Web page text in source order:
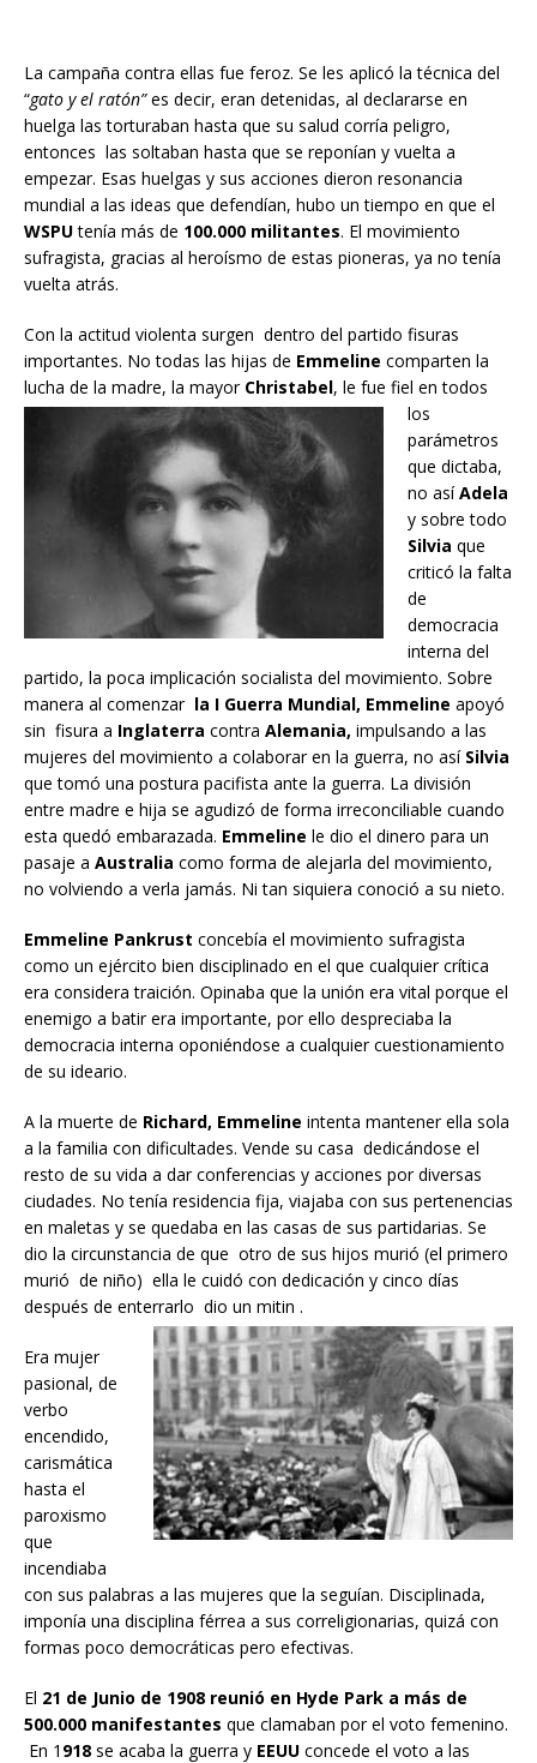
La campaña contra ellas fue feroz. Se les aplicó la técnica del
“gato y el ratón”es decir, eran detenidas, al declararse en
huelga las torturaban hasta que su salud corría peligro,
entonces las soltaban hasta que se reponían y vuelta a
empezar. Esas huelgas y sus acciones dieron resonancia
mundial a las ideas que defendían, hubo un tiempo en que el
WSPUtenía más de 100.000 militantes. El movimiento
sufragista, gracias al heroísmo de estas pioneras, ya no tenía
vuelta atrás.
Con la actitud violenta surgen dentro del partido fisuras
importantes. No todas las hijas de Emmeline comparten la
lucha de la madre, la mayor Christabel, le fue fiel en todos
los
parámetros
que dictaba,
no asíAdela
y sobre todo
Silvia que
criticó la falta
de
democracia
interna del
partido, la poca implicación socialista del movimiento. Sobre
manera al comenzar la I Guerra Mundial, Emmeline apoyó
sin fisura a Inglaterra contra Alemania, impulsando a las
mujeres del movimiento a colaborar en la guerra, no así Silvia
que tomó una postura pacifista ante la guerra. La división
entre madre e hija se agudizó de forma irreconciliable cuando
esta quedó embarazada. Emmeline le dio el dinero para un
pasaje a Australia como forma de alejarla del movimiento,
no volviendo a verla jamás. Ni tan siquiera conoció a su nieto.
Emmeline Pankrust concebía el movimiento sufragista
como un ejército bien disciplinado en el que cualquier crítica
era considera traición. Opinaba que la unión era vital porque el
enemigo a batir era importante, por ello despreciaba la
democracia interna oponiéndose a cualquier cuestionamiento
de su ideario.
A la muerte de Richard, Emmeline intenta mantener ella sola
a la familia con dificultades. Vende su casa dedicándose el
resto de su vida a dar conferencias y acciones por diversas
ciudades. No tenía residencia fija, viajaba con sus pertenencias
en maletas y se quedaba en las casas de sus partidarias. Se
dio la circunstancia de que otro de sus hijos murió (el primero
murió de niño) ella le cuidó con dedicación y cinco días
después de enterrarlo dio un mitin .
Era mujer
pasional, de
verbo
encendido,
carismática
hasta el
paroxismo
que
incendiaba
con sus palabras a las mujeres que la seguían. Disciplinada,
imponía una disciplina férrea a sus correligionarias, quizá con
formas poco democráticas pero efectivas.
El 21 de Junio de 1908 reunió en Hyde Park a más de
500.000 manifestantes que clamaban por el voto femenino.
En 1 918 se acaba la guerra y EEUU concede el voto a las